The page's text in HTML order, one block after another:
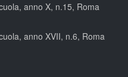
anno X, n.15, Roma
anno XVII, n.6, Roma